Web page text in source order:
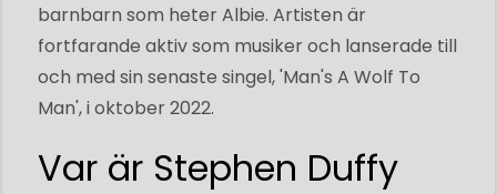
barnbarn som heter Albie. Artisten är
fortfarande aktiv som musiker och lanserade till
och med sin senaste singel, 'Man's A Wolf To
Man', i oktober 2022.
Var är Stephen Duffy